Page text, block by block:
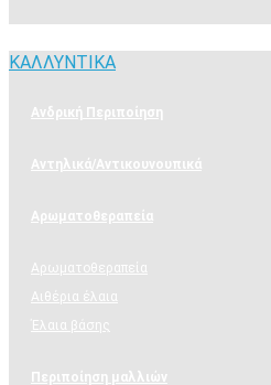
ΚΑΛΛΥΝΤΙΚΑ
Ανδρική Περιποίηση
Αντηλικά/Αντικουνουπικά
Αρωματοθεραπεία
Αρωματοθεραπεία
Αιθέρια έλαια
Έλαια βάσης
Περιποίηση μαλλιών